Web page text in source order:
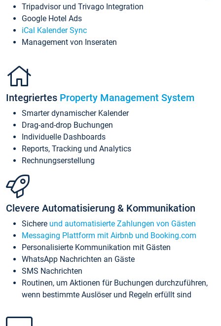
Tripadvisor und Trivago Integration
Google Hotel Ads
iCal Kalender Sync
Management von Inseraten
Integriertes Property Management System
Smarter dynamischer Kalender
Drag-and-drop Buchungen
Individuelle Dashboards
Reports, Tracking und Analytics
Rechnungserstellung
Clevere Automatisierung & Kommunikation
Sichere und automatisierte Zahlungen von Gästen
Messaging Plattform mit Airbnb und Booking.com
Personalisierte Kommunikation mit Gästen
WhatsApp Nachrichten an Gäste
SMS Nachrichten
Routinen, um Aktionen für Buchungen durchzuführen,
wenn bestimmte Auslöser und Regeln erfüllt sind